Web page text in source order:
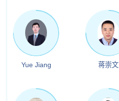
Yue Jiang 蒋崇文